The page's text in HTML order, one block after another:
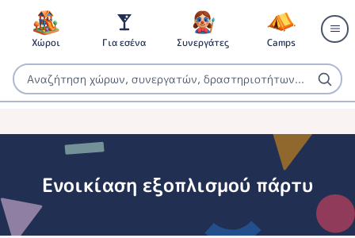
Χώροι Για εσένα Συνεργάτες Camps
Ενοικίαση εξοπλισμού πάρτυ